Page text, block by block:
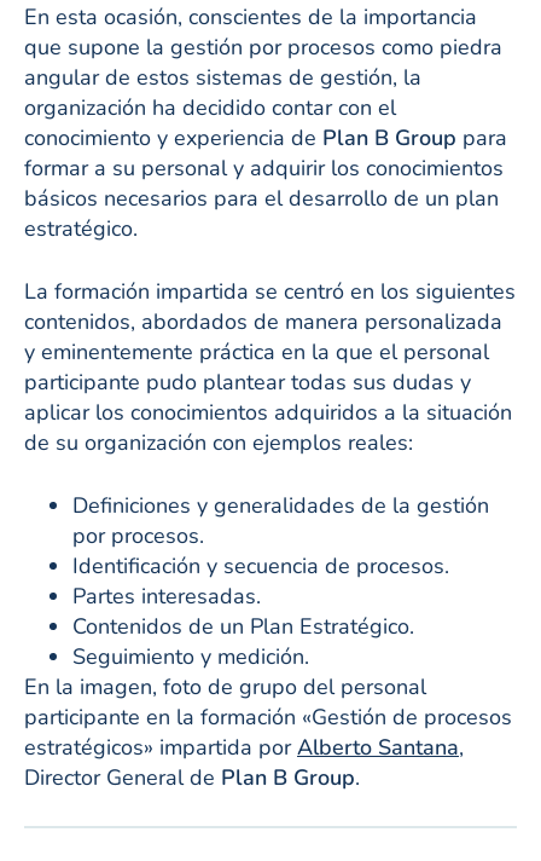
En esta ocasión, conscientes de la importancia
que supone la gestión por procesos como piedra
angular de estos sistemas de gestión, la
organización ha decidido contar con el
conocimiento y experiencia de Plan B Group para
formar a su personal y adquirir los conocimientos
básicos necesarios para el desarrollo de un plan
estratégico.
La formación impartida se centró en los siguientes
contenidos, abordados de manera personalizada
y eminentemente práctica en la que el personal
participante pudo plantear todas sus dudas y
aplicar los conocimientos adquiridos a la situación
de su organización con ejemplos reales:
Definiciones y generalidades de la gestión
por procesos.
Identificación y secuencia de procesos.
Partes interesadas.
Contenidos de un Plan Estratégico.
Seguimiento y medición.
En la imagen, foto de grupo del personal
participante en la formación «Gestión de procesos
estratégicos» impartida porAlberto Santana,
Director General de Plan B Group.